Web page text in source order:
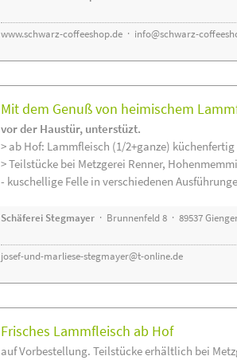
www.schwarz-coffeeshop.de · info@schwarz-
Mit dem Genuß von heimischem
vor der Haustür, unterstüzt.
> ab Hof: Lammfleisch (1/2+ganze)
> Teilstücke bei Metzgerei Renner,
- kuschellige Felle in verschiedenen
Schäferei Stegmayer · Brunnenfeld 8 · 89537
josef-und-marliese-stegmayer@t-online.de
Frisches Lammfleisch ab Hof
auf Vorbestellung. Teilstücke erhältlich bei